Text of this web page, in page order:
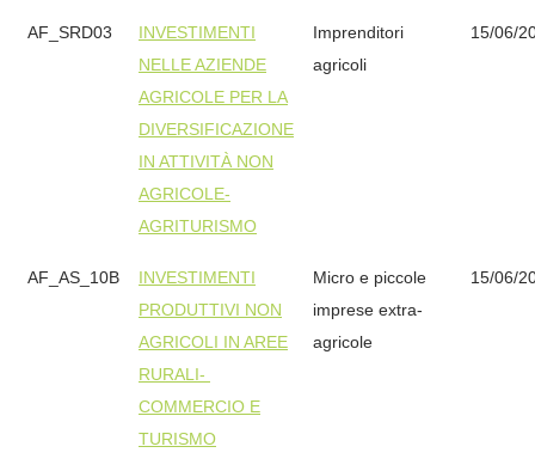
AF_SRD03
INVESTIMENTI
NELLE AZIENDE
AGRICOLE PER LA
DIVERSIFICAZIONE
IN ATTIVITÀ NON
AGRICOLE-
AGRITURISMO
Imprenditori
agricoli
15/06/
AF_AS_10B
INVESTIMENTI
PRODUTTIVI NON
AGRICOLI IN AREE
RURALI-
COMMERCIO E
TURISMO
Micro e piccole
imprese extra-
agricole
15/06/